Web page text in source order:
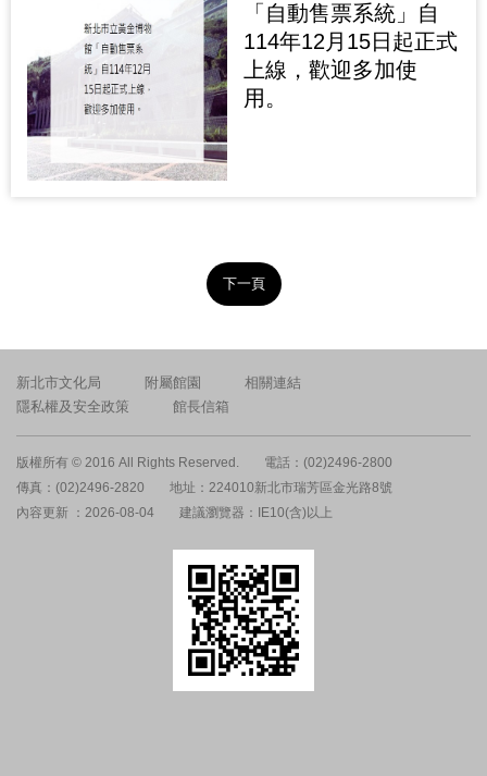
「自動售票系統」自
114年12月15日起正式
上線，歡迎多加使
用。
下一頁
新北市文化局 附屬館園
相關連結
隱私權及安全政策
館長信箱
版權所有 © 2016 All Rights Reserved.
電話：(02)2496-2800
傳真：(02)2496-2820
地址：224010新北市瑞芳區金光路8號
內容更新 ：2026-08-04
建議瀏覽器：IE10(含)以上